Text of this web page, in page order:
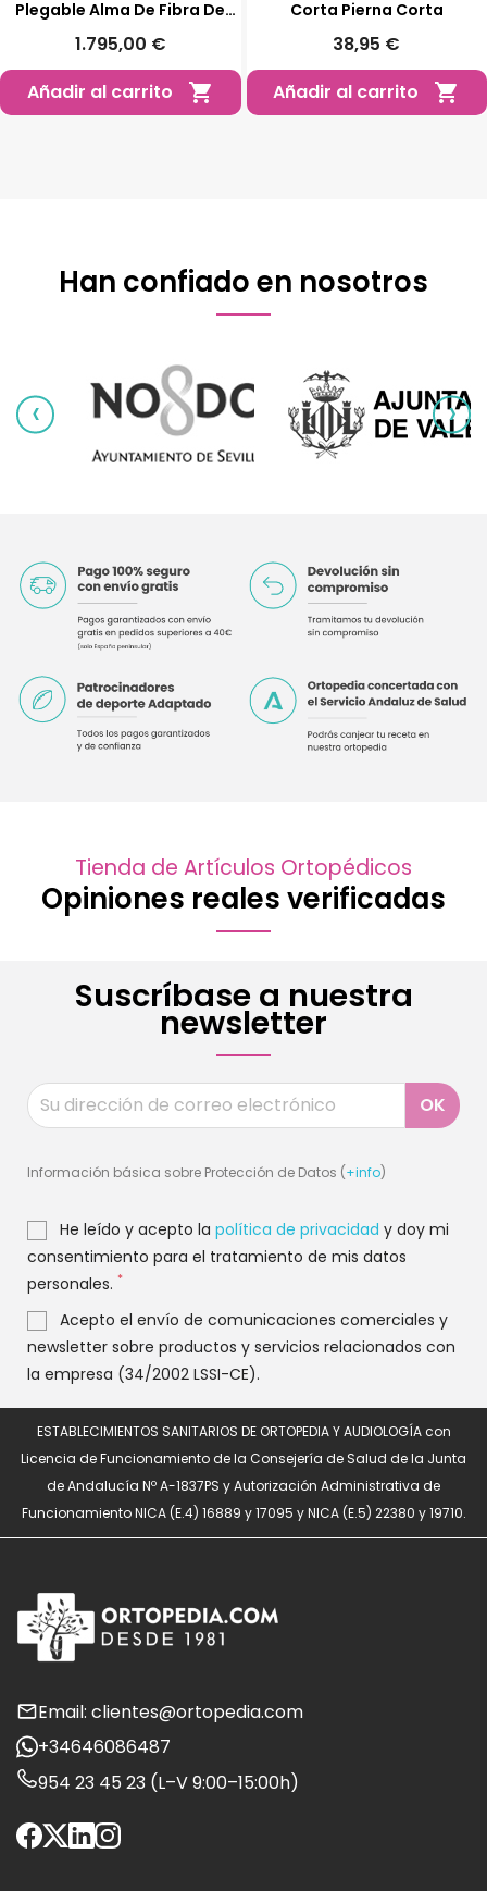
Plegable Alma De Fibra De
Carbono | Libercar
1.795,00 €
Añadir al carrito

Corta Pierna Corta
38,95 €
Añadir al carrito

Han confiado en nosotros
‹ ›
Tienda de Artículos Ortopédicos
Opiniones reales verificadas
Suscríbase a nuestra
newsletter
Información básica sobre Protección de Datos (+info)
He leído y acepto la política de privacidad y doy mi
consentimiento para el tratamiento de mis datos
personales. *
Acepto el envío de comunicaciones comerciales y
newsletter sobre productos y servicios relacionados con
la empresa (34/2002 LSSI-CE).
ESTABLECIMIENTOS SANITARIOS DE ORTOPEDIA Y AUDIOLOGÍA con
Licencia de Funcionamiento de la Consejería de Salud de la Junta
de Andalucía Nº A-1837PS y Autorización Administrativa de
Funcionamiento NICA (E.4) 16889 y 17095 y NICA (E.5) 22380 y 19710.
Email: clientes@ortopedia.com
+34646086487
954 23 45 23 (L–V 9:00–15:00h)